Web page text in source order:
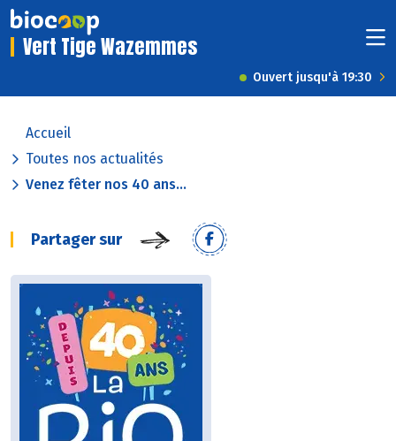
Vert Tige Wazemmes
Ouvert jusqu'à 19:30
Accueil
Toutes nos actualités
Venez fêter nos 40 ans...
Partager sur